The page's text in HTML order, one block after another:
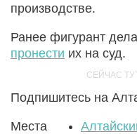
производстве.
Ранее фигурант
пронести их на суд.
Подпишитесь на
Места